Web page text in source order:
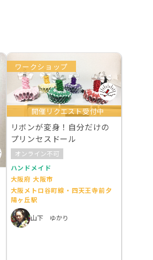
ワークショップ
開催リクエスト受付中
リボンが変身！自分だけの
プリンセスドール
オンライン不可
ハンドメイド
大阪府 大阪市
大阪メトロ谷町線・四天王寺前夕
陽ヶ丘駅
山下 ゆかり